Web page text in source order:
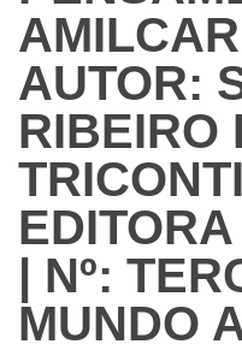
AUTOR:
RIBEIRO
| Nº:
MUNDO